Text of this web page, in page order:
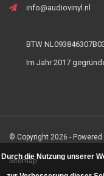
info@audiovinyl.nl
BTW
Im Jahr 2017
© Copyright 2026 - Powered
Sitemap
Durch die Nutzung unserer